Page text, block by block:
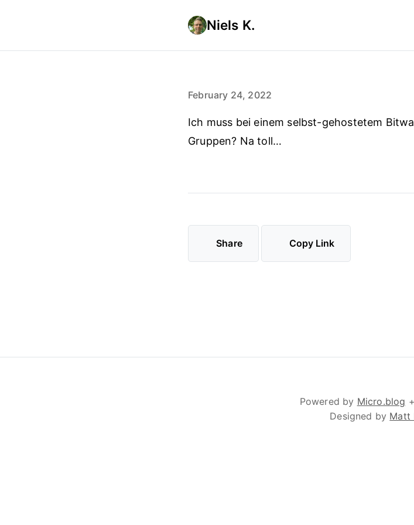
Niels K.
February 24, 2022
Ich muss bei einem selbst-gehostetem
Gruppen? Na toll…
Share Copy Link
Powered by Micro.blog +
Designed by Matt